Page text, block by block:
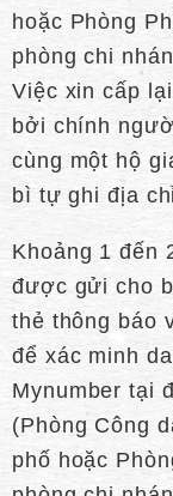
hoặc Phòng
phòng chi
Việc xin cấp
bởi chính
cùng một hộ
bì tự ghi địa
Khoảng 1 đến
được gửi cho
thẻ thông báo
để xác minh
Mynumber tại
(Phòng Công
phố hoặc